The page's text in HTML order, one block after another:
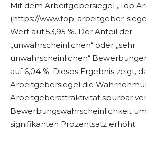
Mit dem Arbeitgebersiegel „Top
(https://www.top-arbeitgeber-
Wert auf 53,95 %. Der Anteil der
„unwahrscheinlichen“ oder „sehr
unwahrscheinlichen“
auf 6,04 %. Dieses Ergebnis zeigt,
Arbeitgebersiegel die
Arbeitgeberattraktivität spürbar
Bewerbungswahrscheinlichkeit
signifikanten Prozentsatz erhöht.